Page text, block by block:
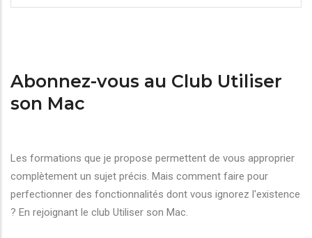
Abonnez-vous au Club Utiliser
son Mac
Les formations que je propose permettent de vous approprier
complètement un sujet précis. Mais comment faire pour
perfectionner des fonctionnalités dont vous ignorez l'existence
? En rejoignant le club Utiliser son Mac.